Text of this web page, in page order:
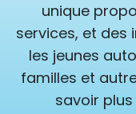
unique
services, et des
les jeunes
familles et
savoir